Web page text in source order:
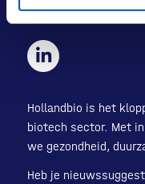
info@hollandbio.nl
Hollandbio is het
biotech sector. Met
we gezondheid,
Heb je